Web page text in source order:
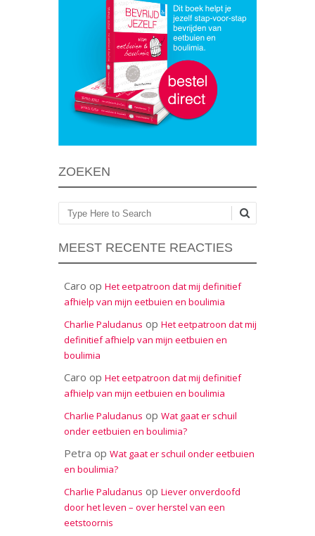
ZOEKEN
Zoeken
MEEST RECENTE REACTIES
Caro op Het eetpatroon dat mij definitief
afhielp van mijn eetbuien en boulimia
Charlie Paludanus op Het eetpatroon dat mij
definitief afhielp van mijn eetbuien en
boulimia
Caro op Het eetpatroon dat mij definitief
afhielp van mijn eetbuien en boulimia
Charlie Paludanus op Wat gaat er schuil
onder eetbuien en boulimia?
Petra op Wat gaat er schuil onder eetbuien
en boulimia?
Charlie Paludanus op Liever onverdoofd
door het leven – over herstel van een
eetstoornis